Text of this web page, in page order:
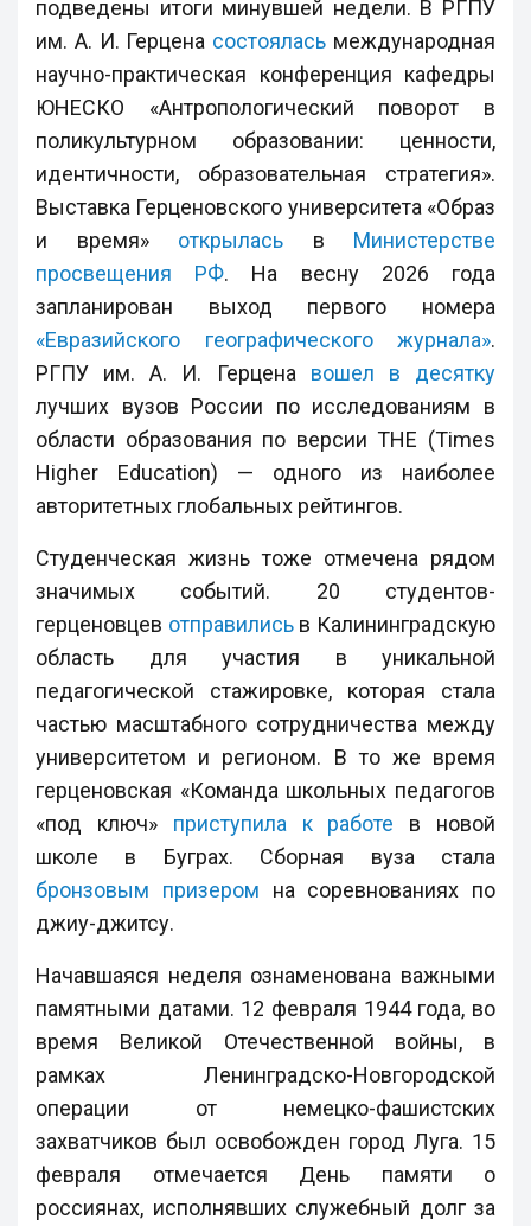
подведены итоги минувшей недели. В РГПУ
им. А. И. Герцена состоялась международная
научно-практическая конференция кафедры
ЮНЕСКО «Антропологический поворот в
поликультурном образовании: ценности,
идентичности, образовательная стратегия».
Выставка Герценовского университета «Образ
и время» открылась в Министерстве
просвещения РФ. На весну 2026 года
запланирован выход первого номера
«Евразийского географического журнала».
РГПУ им. А. И. Герцена вошел в десятку
лучших вузов России по исследованиям в
области образования по версии THE (Times
Higher Education) — одного из наиболее
авторитетных глобальных рейтингов.
Студенческая жизнь тоже отмечена рядом
значимых событий. 20 студентов-
герценовцев отправилисьв Калининградскую
область для участия в уникальной
педагогической стажировке, которая стала
частью масштабного сотрудничества между
университетом и регионом. В то же время
герценовская «Команда школьных педагогов
«под ключ» приступила к работе в новой
школе в Буграх. Сборная вуза стала
бронзовым призером на соревнованиях по
джиу-джитсу.
Начавшаяся неделя ознаменована важными
памятными датами. 12 февраля 1944 года, во
время Великой Отечественной войны, в
рамках Ленинградско-Новгородской
операции от немецко-фашистских
захватчиков был освобожден город Луга. 15
февраля отмечается День памяти о
россиянах, исполнявших служебный долг за